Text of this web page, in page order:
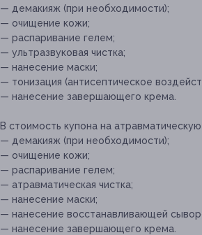
— демакияж (при необходимости);
— очищение кожи;
— распаривание гелем;
— ультразвуковая чистка;
— нанесение маски;
— тонизация (антисептическое
— нанесение завершающего крема.
В стоимость купона на
— демакияж (при необходимости);
— очищение кожи;
— распаривание гелем;
— атравматическая чистка;
— нанесение маски;
— нанесение восстанавливающей
— нанесение завершающего крема.